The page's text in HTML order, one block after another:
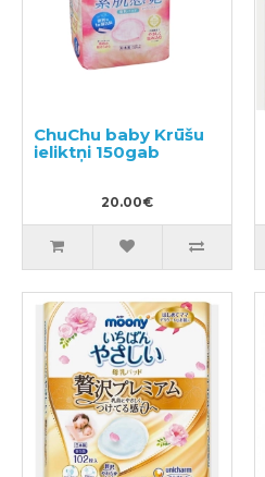
ChuChu baby Krūšu
ieliktņi 150gab
20.00€